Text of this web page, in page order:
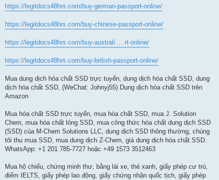
https://legitdocs48hrs.com/buy-german-passport-online/
https://legitdocs48hrs.com/buy-chinese-passport-online/
https://legitdocs48hrs.com/buy-australi ... rt-online/
https://legitdocs48hrs.com/buy-british-passport-online/
Mua dung dịch hóa chất SSD trực tuyến, dung dịch hóa chất SSD, dung
dịch hóa chất SSD, (WeChat: Johnyj55) Dung dịch hóa chất SSD trên
Amazon
Mua hóa chất SSD trực tuyến, mua hóa chất SSD, mua J. Solution
Chem, mua hóa chất lỏng SSD, mua công thức hóa chất dung dịch SSD
(SSD) của M-Chem Solutions LLC, dung dịch SSD thông thường, chúng
tôi thu mua SSD, mua dung dịch Z-Chem, giá dung dịch hóa chất SSD.
WhatsApp: +1 201 785-7727 hoặc +49 1573 3512463
Mua hộ chiếu, chứng minh thư, bằng lái xe, thẻ xanh, giấy phép cư trú,
điểm IELTS, giấy phép lao động, giấy chứng nhận quốc tịch, giấy phép